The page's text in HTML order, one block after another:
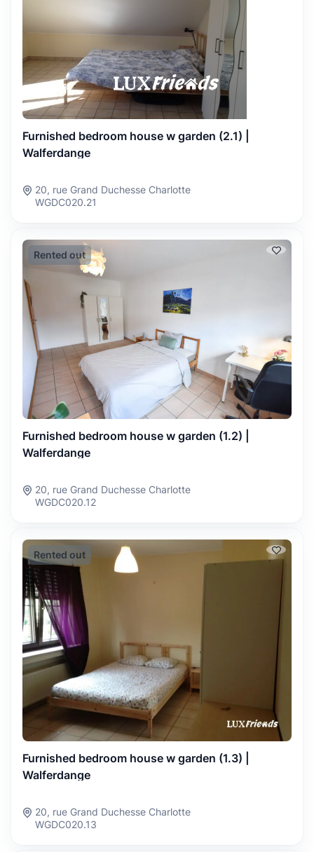
Furnished bedroom house w garden (2.1) |
Walferdange
20, rue Grand Duchesse Charlotte
WGDC020.21
Rented out
Furnished bedroom house w garden (1.2) |
Walferdange
20, rue Grand Duchesse Charlotte
WGDC020.12
Rented out
Furnished bedroom house w garden (1.3) |
Walferdange
20, rue Grand Duchesse Charlotte
WGDC020.13